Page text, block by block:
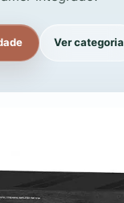
Ver categoria